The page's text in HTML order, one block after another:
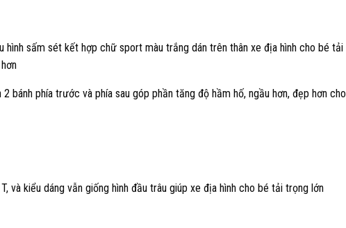
sấm sét kết hợp chữ sport màu trắng dán trên thân xe địa hình cho bé tải
bánh phía trước và phía sau góp phần tăng độ hầm hố, ngầu hơn, đẹp hơn cho
và kiểu dáng vẫn giống hình đầu trâu giúp xe địa hình cho bé tải trọng lớn